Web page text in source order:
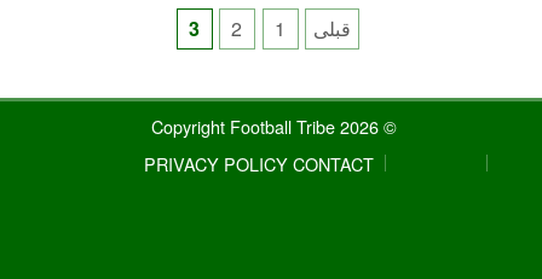
Posts
قبلی 1
2
3
© 2026 Copyright Football Tribe
CONTACT
PRIVACY POLICY